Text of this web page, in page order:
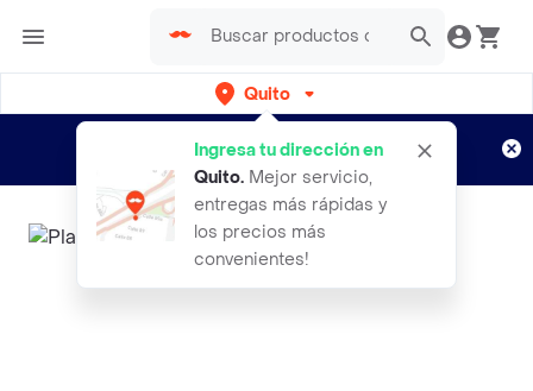
Quito
Ingresa tu dirección en
Quito. Mejor servicio,
entregas más rápidas y
los precios más
convenientes!
envíos gratis por semanas
Aplican TyC